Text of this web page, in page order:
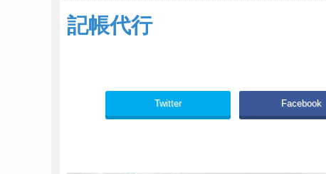
2022年1月13日
記帳代行
Twitter Facebook